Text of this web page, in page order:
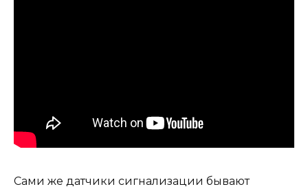
Сами же датчики сигнализации бывают